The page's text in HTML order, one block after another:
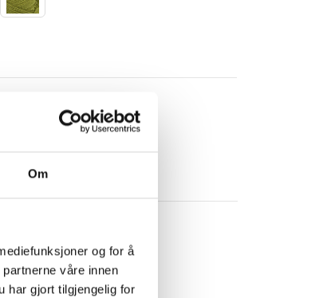
Om
og for å
våre innen
har gjort tilgjengelig for